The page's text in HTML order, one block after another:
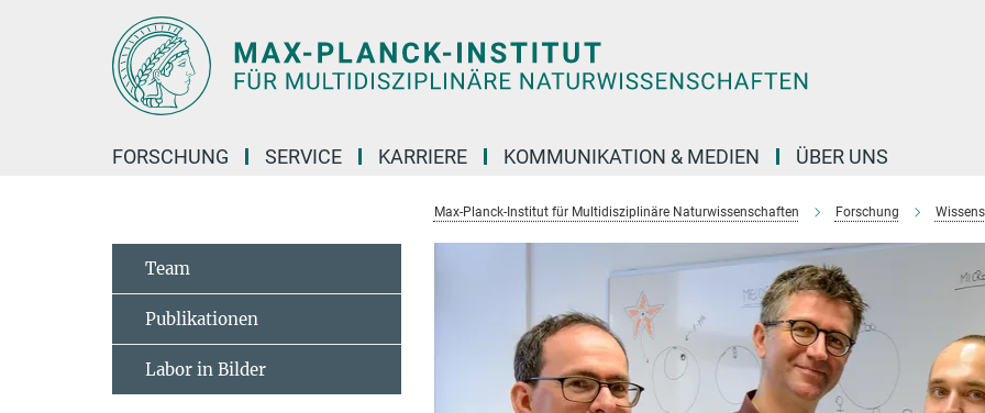
FORSCHUNG SERVICE KARRIERE KOMMUNIKATION & MEDIEN ÜBER UNS
Max-Planck-Institut für Multidisziplinäre Naturwissenschaften Forschung
Team
Publikationen
Labor in Bilder